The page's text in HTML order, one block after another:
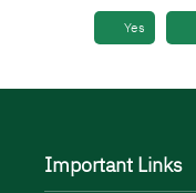
Yes
Important Links